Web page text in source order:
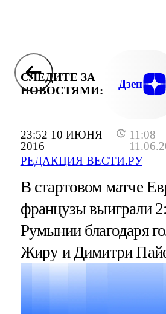
23:52 10 ИЮНЯ
2016
11:08
РЕДАКЦИЯ ВЕСТИ.РУ
СЛЕДИТЕ ЗА
НОВОСТЯМИ:
Дзен
В стартовом матче
французы выиграли
Румынии благодаря
Жиру и Димитри